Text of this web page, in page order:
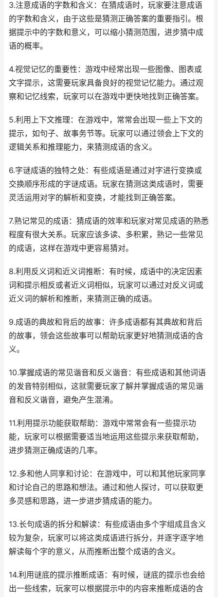
3.注意成语的字数和含义：在猜成语时，玩家要注意成语
的字数和含义，由于这些是猜测正确答案的重要指引。根
据提示中的字数和意义，可以缩小猜测范围，进步猜中成
语的概率。
4.视觉记忆的重要性：游戏中经常出现一些图像、图表或
文字提示，这需要玩家具备良好的视觉记忆能力。通过观
察和记忆线索，玩家可以在游戏中更快地找到正确答案。
5.利用上下文推理：在游戏中，常常会出现一些上下文的
提示，如句子、故事务节等。玩家可以通过领会上下文的
逻辑关系和推理能力，来猜测成语的含义。
6.字谜成语的独特之处：有些成语是通过对字进行变换或
交换顺序形成的字谜成语。玩家在猜测这类成语时，需要
灵活运用对字的解析和变换，才能找到正确答案。
7.熟记常见的成语：猜成语的效率和玩家对常见成语的熟悉
程度有很大关系。玩家应该多读、多积累，熟记一些常见
的成语，这样在游戏中更容易猜对。
8.利用反义词和近义词推断：有时候，成语中的决定因素
词和提示相反或者近义词相似，玩家可以通过对反义词或
近义词的解析和推断，来猜测正确的成语。
9.成语的典故和背后的故事：许多成语都有其典故和背后
的故事，领会这些故事可以帮助玩家更好地猜测成语的含
义。
10.掌握成语的常见谐音和反义谐音：有些成语和其他词语
的发音特别相似，这就需要玩家了解并掌握成语的常见谐
音和反义谐音，避免产生混淆。
11.利用提示功能获取帮助：游戏中常常会有一些提示功
能，玩家可以根据需要适当地运用这些提示来获取帮助，
进步猜测正确成语的几率。
12.多和他人同享和讨论：在游戏中，可以和其他玩家同享
和讨论自己的思路和想法。通过和他人探讨，可以获取更
多灵感和思路，进一步进步猜成语的能力。
13.长句成语的拆分和解读：有些成语由多个字组成且含义
较为复杂，玩家可以将这类成语进行拆分，并逐字逐字地
解读每个字的意义，从而推断出整个成语的含义。
14.利用谜底的提示推断成语：有时候，谜底的提示也会给
出一些线索，玩家可以根据提示中的内容来推断成语的含